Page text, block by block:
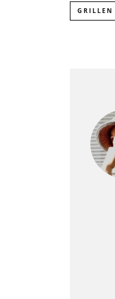
GRILLEN